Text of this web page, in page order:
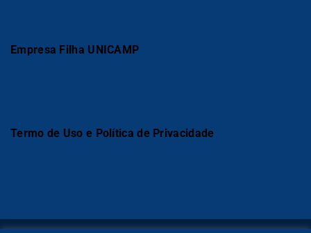
Empresa Filha UNICAMP
Termo de Uso e Política de Privacidade